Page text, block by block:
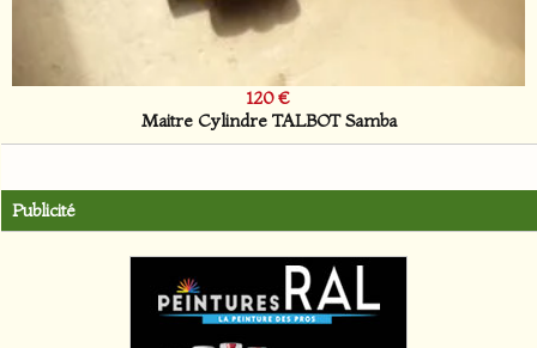
120 €
Maitre Cylindre TALBOT Samba
Publicité